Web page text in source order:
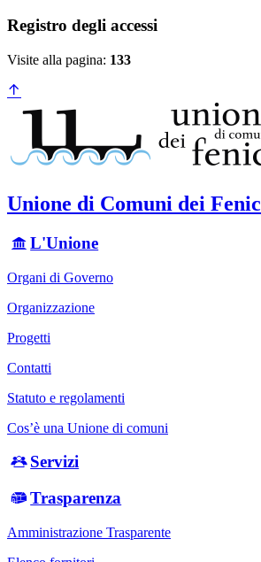
Registro degli accessi
Visite alla pagina: 133
Unione di Comuni dei
L'Unione
Organi di Governo
Organizzazione
Progetti
Contatti
Statuto e regolamenti
Cos’è una Unione di comuni
Servizi
Trasparenza
Amministrazione Trasparente